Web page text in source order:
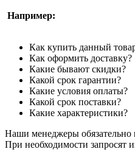
Например:
Как купить данный
Как оформить доставку?
Какие бывают скидки?
Какой срок гарантии?
Какие условия оплаты?
Какой срок поставки?
Какие характеристики?
Наши менеджеры обязательно
При необходимости запросят